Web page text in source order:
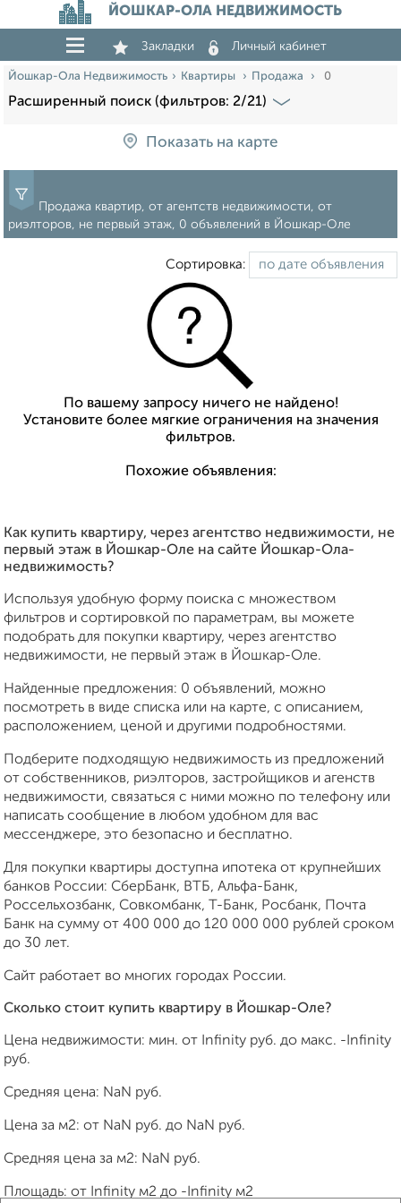
ЙОШКАР-ОЛА НЕДВИЖИМОСТЬ
Закладки Личный кабинет
Йошкар-Ола Недвижимость Квартиры Продажа 0
Расширенный поиск (фильтров: 2/21)
Показать на карте
Продажа квартир, от агентств недвижимости, от
риэлторов, не первый этаж, 0 объявлений в Йошкар-Оле
Сортировка:
По вашему запросу ничего не найдено!
Установите более мягкие ограничения на значения
фильтров.
Похожие объявления:
Как купить квартиру, через агентство недвижимости, не
первый этаж в Йошкар-Оле на сайте Йошкар-Ола-
недвижимость?
Используя удобную форму поиска с множеством
фильтров и сортировкой по параметрам, вы можете
подобрать для покупки квартиру, через агентство
недвижимости, не первый этаж в Йошкар-Оле.
Найденные предложения: 0 объявлений, можно
посмотреть в виде списка или на карте, с описанием,
расположением, ценой и другими подробностями.
Подберите подходящую недвижимость из предложений
от собственников, риэлторов, застройщиков и агенств
недвижимости, связаться с ними можно по телефону или
написать сообщение в любом удобном для вас
мессенджере, это безопасно и бесплатно.
Для покупки квартиры доступна ипотека от крупнейших
банков России: СберБанк, ВТБ, Альфа-Банк,
Россельхозбанк, Совкомбанк, Т-Банк, Росбанк, Почта
Банк на сумму от 400 000 до 120 000 000 рублей сроком
до 30 лет.
Сайт работает во многих городах России.
Сколько стоит купить квартиру в Йошкар-Оле?
Цена недвижимости: мин. от Infinity руб. до макс. -Infinity
руб.
Средняя цена: NaN руб.
Цена за м2: от NaN руб. до NaN руб.
Средняя цена за м2: NaN руб.
Площадь: от Infinity м2 до -Infinity м2